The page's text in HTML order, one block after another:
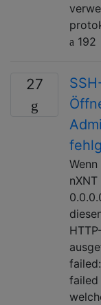
192
27
failed